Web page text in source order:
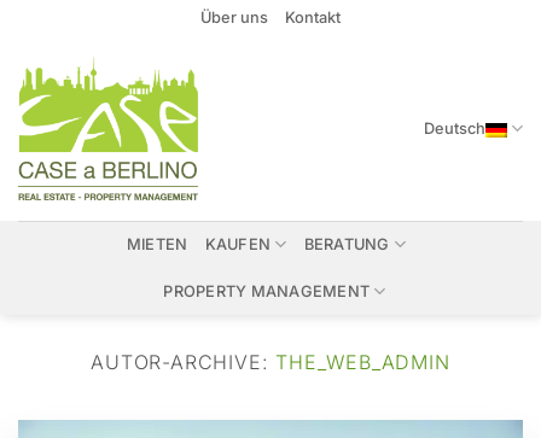
springen
Über uns Kontakt
Deutsch
MIETEN KAUFEN BERATUNG
PROPERTY MANAGEMENT
AUTOR-ARCHIVE: THE_WEB_ADMIN